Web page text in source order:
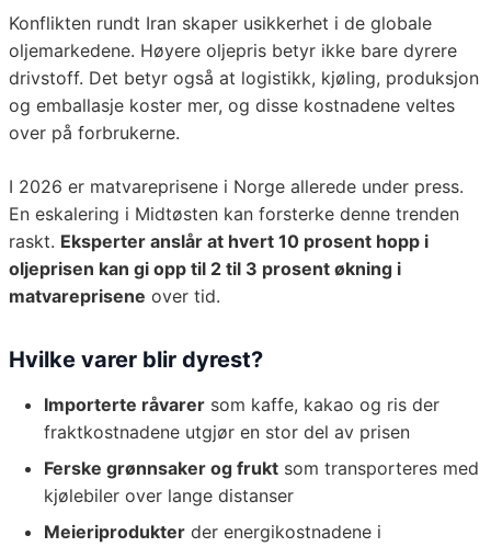
Konflikten rundt Iran skaper usikkerhet i de globale
oljemarkedene. Høyere oljepris betyr ikke bare dyrere
drivstoff. Det betyr også at logistikk, kjøling, produksjon
og emballasje koster mer, og disse kostnadene veltes
over på forbrukerne.
I 2026 er matvareprisene i Norge allerede under press.
En eskalering i Midtøsten kan forsterke denne trenden
raskt. Eksperter anslår at hvert 10 prosent hopp i
oljeprisen kan gi opp til 2 til 3 prosent økning i
matvareprisene over tid.
Hvilke varer blir dyrest?
Importerte råvarer som kaffe, kakao og ris der
fraktkostnadene utgjør en stor del av prisen
Ferske grønnsaker og frukt som transporteres med
kjølebiler over lange distanser
Meieriprodukter der energikostnadene i